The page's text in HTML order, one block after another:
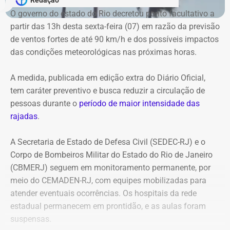
pode acionar o Corpo de Bombeiros pelo telefone 193 e a
Defesa Civil pelo número 199.
O governo do estado do Rio decretou ponto facultativo a
partir das 13h desta sexta-feira (07) em razão da previsão
de ventos fortes de até 90 km/h e dos possíveis impactos
das condições meteorológicas nas próximas horas.
A medida, publicada em edição extra do Diário Oficial,
tem caráter preventivo e busca reduzir a circulação de
pessoas durante o período de maior intensidade das
rajadas.
A Secretaria de Estado de Defesa Civil (SEDEC-RJ) e o
Corpo de Bombeiros Militar do Estado do Rio de Janeiro
(CBMERJ) seguem em monitoramento permanente, por
meio do CEMADEN-RJ, com equipes mobilizadas para
atender eventuais ocorrências. Os hospitais da rede
estadual permanecem em prontidão, e as aulas foram
suspensas.